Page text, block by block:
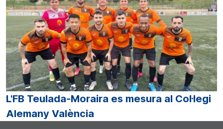
L'FB Teulada-Moraira es mesura al Col·legi
Alemany València